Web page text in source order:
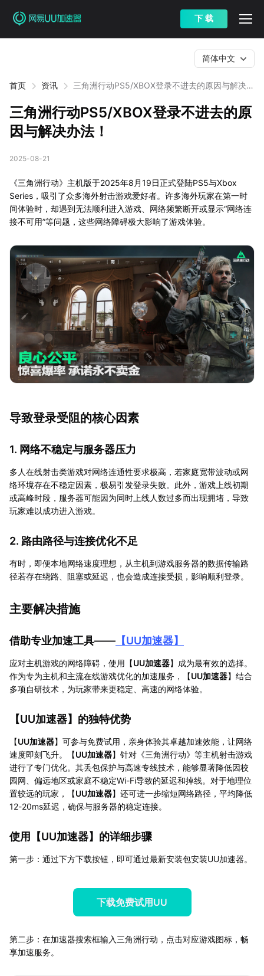
下 载
首页 资讯
三角洲行动PS5/XBOX登录不进去的原因与解决办
简体中文
三角洲行动PS5/XBOX登录不进去的原
因与解决办法！
2025-08-21
《三角洲行动》主机版于2025年8月19日正式登陆PS5与Xbox
Series，吸引了众多海外射击游戏爱好者。许多海外玩家在第一时
间体验时，却遇到无法顺利进入游戏、网络频繁断开或显示“网络连
接不可用”等问题，这些网络障碍极大影响了游戏体验。
导致登录受阻的核心因素
1. 网络不稳定与服务器压力
多人在线射击类游戏对网络连通性要求极高，若家庭宽带波动或网
络环境存在不稳定因素，极易引发登录失败。此外，游戏上线初期
或高峰时段，服务器可能因为同时上线人数过多而出现拥堵，导致
玩家难以成功进入游戏。
2. 路由路径与连接优化不足
有时，即便本地网络速度理想，从主机到游戏服务器的数据传输路
径若存在绕路、阻塞或延迟，也会造成连接受损，影响顺利登录。
主要解决措施
借助专业加速工具—— 【UU加速器】
应对主机游戏的网络障碍，使用【UU加速器】成为最有效的选择。
作为专为主机和主流在线游戏优化的加速服务，【UU加速器】结合
多项自研技术，为玩家带来更稳定、高速的网络体验。
【UU加速器】的独特优势
【UU加速器】可参与免费试用，亲身体验其卓越加速效能，让网络
速度即刻飞升。【UU加速器】针对《三角洲行动》等主机射击游戏
进行了专门优化。其丢包保护与高速专线技术，能够显著降低因校
园网、偏远地区或家庭不稳定Wi-Fi导致的延迟和掉线。对于地理位
置较远的玩家，【UU加速器】还可进一步缩短网络路径，平均降低
12-20ms延迟，确保与服务器的稳定连接。
使用【UU加速器】的详细步骤
第一步：通过下方下载按钮，即可通过最新安装包安装UU加速器。
下载免费试用UU
第二步：在加速器搜索框输入三角洲行动，点击对应游戏图标，畅
享加速服务。